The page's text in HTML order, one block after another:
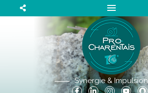
Synergie & Impulsion